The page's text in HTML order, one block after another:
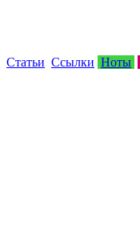
Статьи Ссылки Ноты